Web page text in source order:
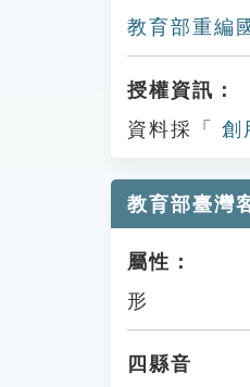
教育部重編
授權資訊：
資料採「
創
教育部臺灣
屬性：
形
四縣音